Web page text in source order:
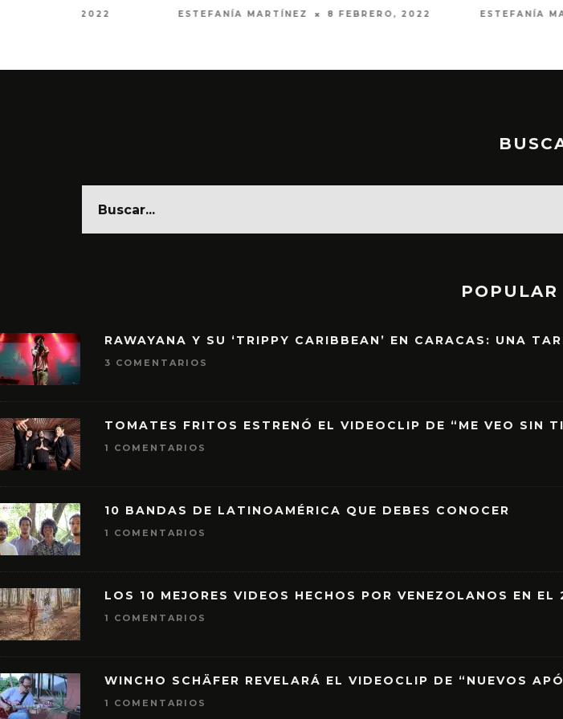
ESTEFANÍA MARTÍNEZ 11 MARZO, 2021
POPULAR
RAWAYANA Y SU ‘TRIPPY CARIBBEAN’ EN CARACAS: UNA
3 COMENTARIOS
TOMATES FRITOS ESTRENÓ EL VIDEOCLIP DE “ME VEO SIN
1 COMENTARIOS
10 BANDAS DE LATINOAMÉRICA QUE DEBES CONOCER
1 COMENTARIOS
LOS 10 MEJORES VIDEOS HECHOS POR VENEZOLANOS EN EL
1 COMENTARIOS
WINCHO SCHÄFER REVELARÁ EL VIDEOCLIP DE “NUEVOS
1 COMENTARIOS